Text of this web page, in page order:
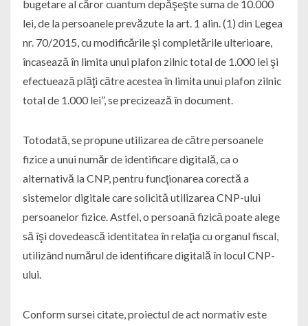
bugetare al căror cuantum depăşeşte suma de 10.000
lei, de la persoanele prevăzute la art. 1 alin. (1) din Legea
nr. 70/2015, cu modificările şi completările ulterioare,
încasează în limita unui plafon zilnic total de 1.000 lei şi
efectuează plăţi către acestea în limita unui plafon zilnic
total de 1.000 lei”, se precizează în document.
Totodată, se propune utilizarea de către persoanele
fizice a unui număr de identificare digitală, ca o
alternativă la CNP, pentru funcţionarea corectă a
sistemelor digitale care solicită utilizarea CNP-ului
persoanelor fizice. Astfel, o persoană fizică poate alege
să îşi dovedească identitatea în relaţia cu organul fiscal,
utilizând numărul de identificare digitală în locul CNP-
ului.
Conform sursei citate, proiectul de act normativ este